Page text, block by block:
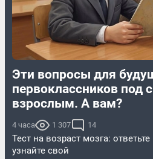
Эти вопросы для
первоклассников под
взрослым. А вам?
4 часа 1 307 14
Тест на возраст мозга:
узнайте свой